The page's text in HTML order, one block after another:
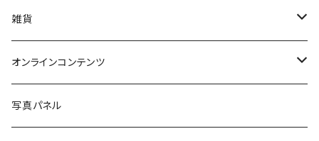
美術
POLEWARDS
Tシャツ
雑貨
バッグ
ブックカバー
オンラインコンテンツ
冒険クロストーク
写真パネル